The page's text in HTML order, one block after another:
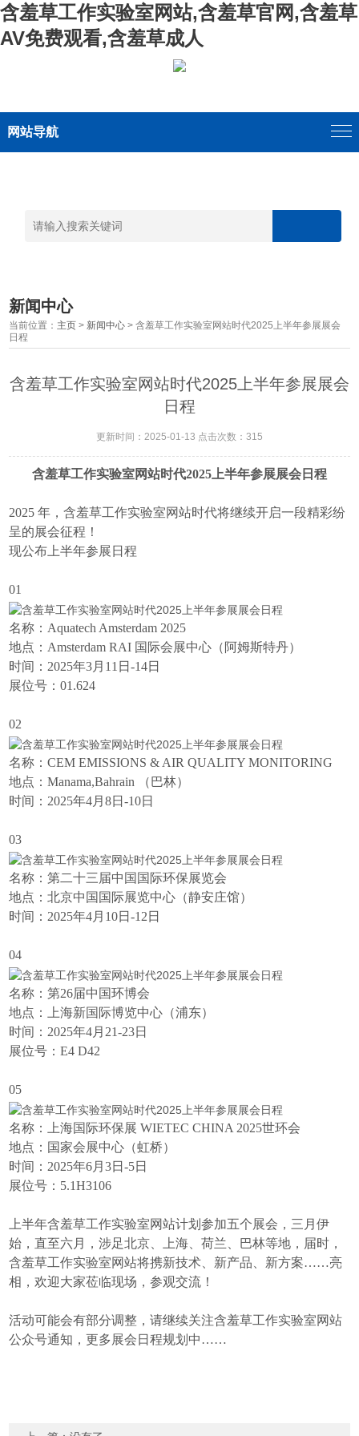
含羞草工作实验室网站,含羞草官网,含羞草
AV免费观看,含羞草成人
网站导航
新闻中心
当前位置： 主页 > 新闻中心 > 含羞草工作实验室网站时代2025上半年参展展会
日程
含羞草工作实验室网站时代2025上半年参展展会
日程
更新时间：2025-01-13 点击次数：315
含羞草工作实验室网站时代2025上半年参展展会日程
2025 年，含羞草工作实验室网站时代将继续开启一段精彩纷
呈的展会征程！
现公布上半年参展日程
01
名称： Aquatech Amsterdam 2025
地点：Amsterdam RAI 国际会展中心（阿姆斯特丹）
时间：2025年3月11日-14日
展位号：01.624
02
名称：CEM EMISSIONS & AIR QUALITY MONITORING
地点：Manama,Bahrain （巴林）
时间：2025年4月8日-10日
03
名称：第二十三届中国国际环保展览会
地点：北京中国国际展览中心（静安庄馆）
时间：2025年4月10日-12日
04
名称：第26届中国环博会
地点：上海新国际博览中心（浦东）
时间：2025年4月21-23日
展位号：E4 D42
05
名称：
上海国际环保展 WIETEC CHINA 2025世环会
地点：国家会展中心（虹桥）
时间：2025年6月3日-5日
展位号：5.1H3106
上半年含羞草工作实验室网站计划参加五个展会，三月伊
始，直至六月，涉足北京、上海、荷兰、巴林等地，届时，
含羞草工作实验室网站将携新技术、新产品、新方案……亮
相，欢迎大家莅临现场，参观交流！
活动可能会有部分调整，请继续关注含羞草工作实验室网站
公众号通知，更多展会日程规划中……